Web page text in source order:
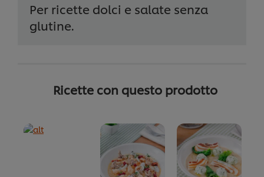
Per ricette dolci e salate senza
glutine.
Ricette con questo prodotto